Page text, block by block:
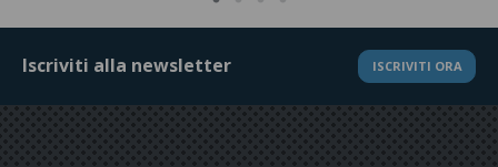
Iscriviti alla newsletter ISCRIVITI ORA